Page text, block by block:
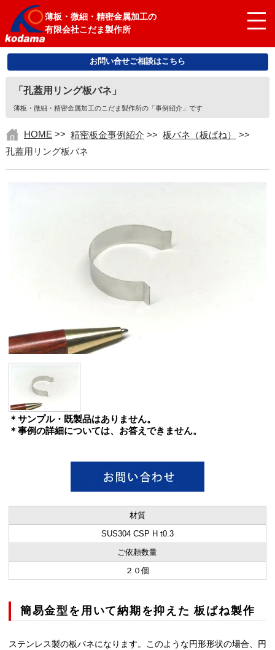
薄板・微細・精密金属加工の
有限会社こだま製作所
お問い合せご相談はこちら
「孔蓋用リング板バネ」
薄板・微細・精密金属加工のこだま製作所の「事例紹介」です
HOME >> 精密板金事例紹介 >> 板バネ（板ばね）
>>
孔蓋用リング板バネ
＊サンプル・既製品はありません。
＊事例の詳細については、お答えできません。
材質
SUS304 CSP H t0.3
ご依頼数量
２０個
簡易金型を用いて納期を抑えた 板ばね製作
ステンレス製の板バネになります。このような円形形状の場合、円